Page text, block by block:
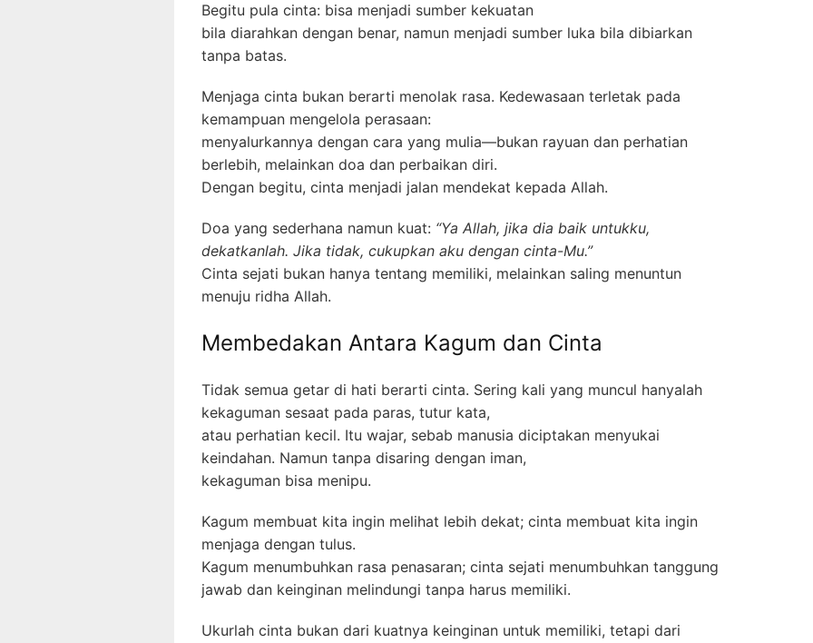
Begitu pula cinta: bisa menjadi sumber kekuatan
bila diarahkan dengan benar, namun menjadi sumber luka bila dibiarkan
tanpa batas.
Menjaga cinta bukan berarti menolak rasa. Kedewasaan terletak pada
kemampuan mengelola perasaan:
menyalurkannya dengan cara yang mulia—bukan rayuan dan perhatian
berlebih, melainkan doa dan perbaikan diri.
Dengan begitu, cinta menjadi jalan mendekat kepada Allah.
Doa yang sederhana namun kuat: “Ya Allah, jika dia baik untukku,
dekatkanlah. Jika tidak, cukupkan aku dengan cinta-Mu.”
Cinta sejati bukan hanya tentang memiliki, melainkan saling menuntun
menuju ridha Allah.
Membedakan Antara Kagum dan Cinta
Tidak semua getar di hati berarti cinta. Sering kali yang muncul hanyalah
kekaguman sesaat pada paras, tutur kata,
atau perhatian kecil. Itu wajar, sebab manusia diciptakan menyukai
keindahan. Namun tanpa disaring dengan iman,
kekaguman bisa menipu.
Kagum membuat kita ingin melihat lebih dekat; cinta membuat kita ingin
menjaga dengan tulus.
Kagum menumbuhkan rasa penasaran; cinta sejati menumbuhkan tanggung
jawab dan keinginan melindungi tanpa harus memiliki.
Ukurlah cinta bukan dari kuatnya keinginan untuk memiliki, tetapi dari